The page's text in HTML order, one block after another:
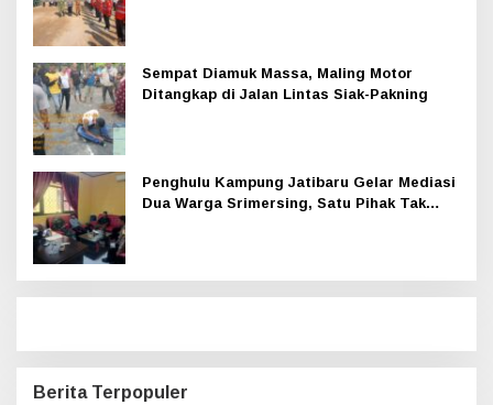
Sempat Diamuk Massa, Maling Motor
Ditangkap di Jalan Lintas Siak-Pakning
Penghulu Kampung Jatibaru Gelar Mediasi
Dua Warga Srimersing, Satu Pihak Tak
Berita Terpopuler